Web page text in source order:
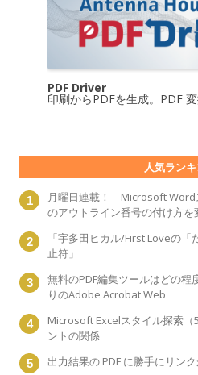
PDF Driver
印刷からPDFを生成。PDF
人気ラン
月曜日連載！ Microsoft Word
のアウトライン番号の付け方
「宇多田ヒカル/First Loveの
止符」
無料のPDF編集ツールはどの
りのAdobe Acrobat Web
Microsoft Excelスタイル探索（
ントの関係
出力結果の PDF に勝手にリン